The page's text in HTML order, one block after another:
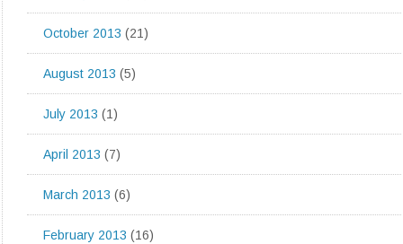
October 2013 (21)
August 2013 (5)
July 2013 (1)
April 2013 (7)
March 2013 (6)
February 2013 (16)